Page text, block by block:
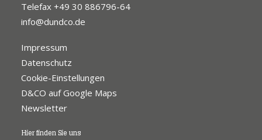
Telefax +49 30 886796-64
info@dundco.de
Impressum
Datenschutz
Cookie-Einstellungen
D&CO auf Google Maps
Newsletter
Hier finden Sie uns